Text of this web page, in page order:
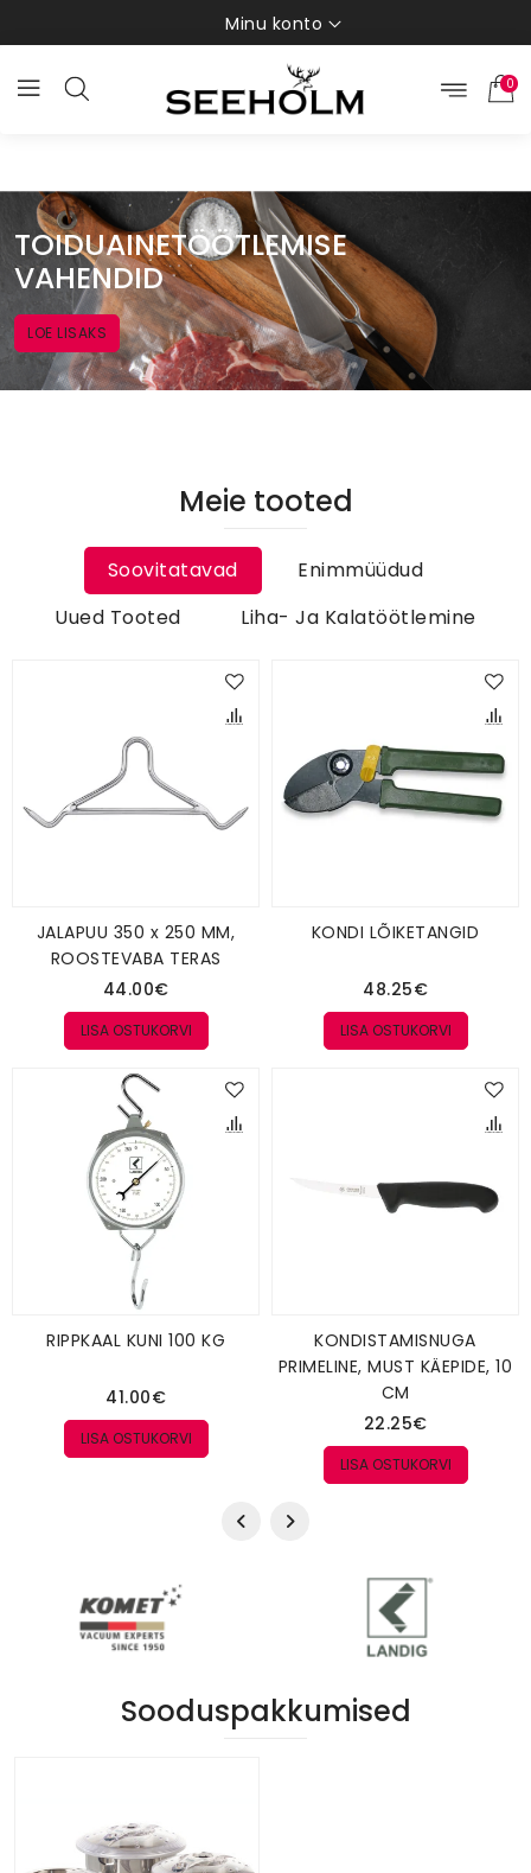
Minu konto
0
TOIDUAINETÖÖTLEMISE
VAHENDID
LOE LISAKS
Meie tooted
Soovitatavad
Enimmüüdud
Uued Tooted
Liha- Ja Kalatöötlemine
JALAPUU 350 x 250 MM,
ROOSTEVABA TERAS
44.00€
LISA OSTUKORVI
RIPPKAAL KUNI 100 KG
41.00€
LISA OSTUKORVI
KONDI LÕIKETANGID
48.25€
LISA OSTUKORVI
KONDISTAMISNUGA
PRIMELINE, MUST KÄEPIDE, 10
CM
22.25€
LISA OSTUKORVI
Sooduspakkumised